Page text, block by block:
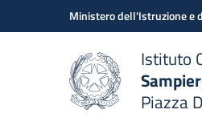
Vai ai contenuti
Vai al menu di navigazione
Ministero dell'Istruzione e
scuola
Istituto
Piazza